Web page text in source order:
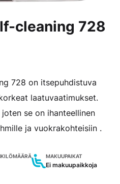
cleaning 728
728 on itsepuhdistuva
laatuvaatimukset.
se on ihanteellinen
ja vuokrakohteisiin .
MAKUUPAIKAT
Ei makuupaikkoja